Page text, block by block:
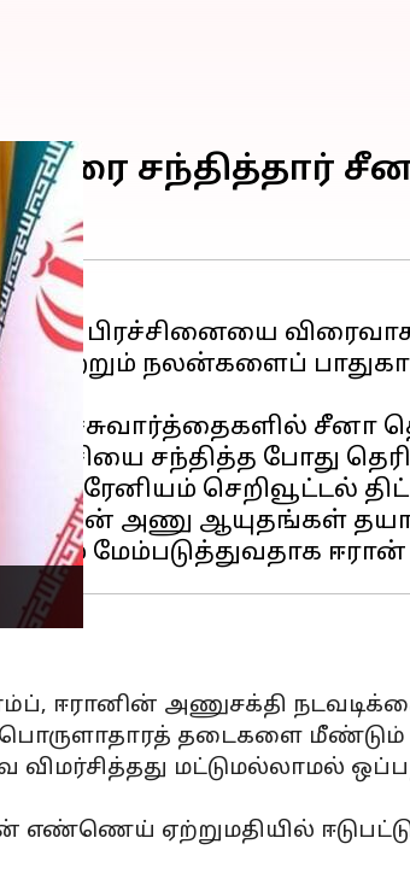
சந்தித்தார்
பிரச்சினையை
மற்றும் நலன்களைப்
பேச்சுவார்த்தைகளில் சீனா
ரைசியை சந்தித்த போது
செறிவூட்டல்
அணு ஆயுதங்கள்
ஈரானின் அணுசக்தி
தடைகளை மீண்டும்
மட்டுமல்லாமல்
எண்ணெய் ஏற்றுமதியில்